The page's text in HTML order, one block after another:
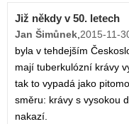
Již někdy v 50. letech
Jan Šimůnek,2015-11-
byla v tehdejším
mají tuberkulózní krávy
tak to vypadá jako
směru: krávy s vysokou
nakazí.